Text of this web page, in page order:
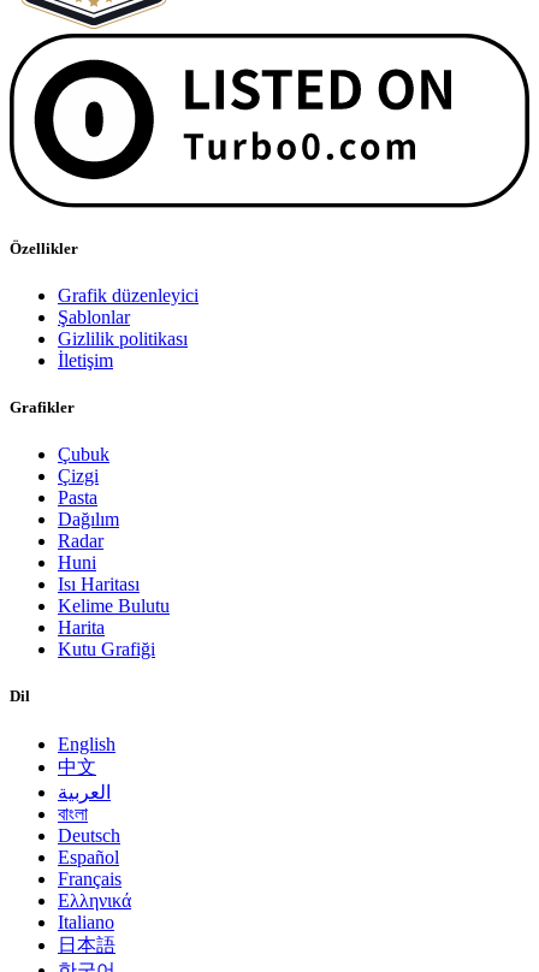
Özellikler
Grafik düzenleyici
Şablonlar
Gizlilik politikası
İletişim
Grafikler
Çubuk
Çizgi
Pasta
Dağılım
Radar
Huni
Isı Haritası
Kelime Bulutu
Harita
Kutu Grafiği
Dil
English
中文
العربية
বাংলা
Deutsch
Español
Français
Ελληνικά
Italiano
日本語